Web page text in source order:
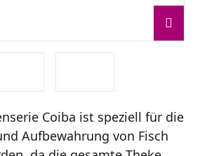
Coiba ist speziell für die
Aufbewahrung von Fisch